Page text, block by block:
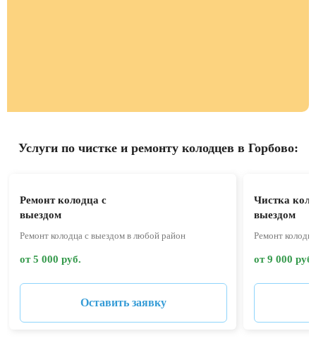
Услуги по чистке и ремонту колодцев в Горбово:
Ремонт колодца с
выездом
Ремонт колодца с выездом в любой район
от 5 000 руб.
Оставить заявку
Чистка
выездом
Ремонт
от 9 000 руб.